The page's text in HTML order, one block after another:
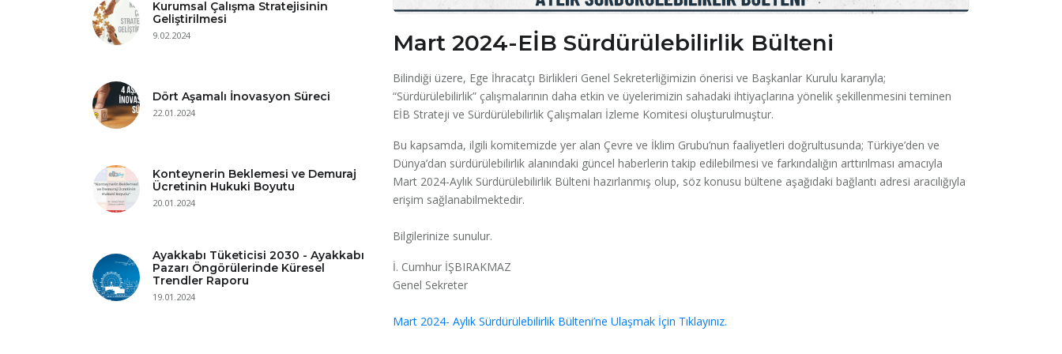
Kurumsal Çalışma Stratejisinin
Geliştirilmesi
9.02.2024
Dört Aşamalı İnovasyon Süreci
22.01.2024
Konteynerin Beklemesi ve Demuraj
Ücretinin Hukuki Boyutu
20.01.2024
Ayakkabı Tüketicisi 2030 - Ayakkabı
Pazarı Öngörülerinde Küresel
Trendler Raporu
19.01.2024
Mart 2024-EİB Sürdürülebilirlik Bülteni
Bilindiği üzere, Ege İhracatçı Birlikleri Genel Sekreterliğimizin önerisi ve Başkanlar Kurulu kararıyla;
“Sürdürülebilirlik” çalışmalarının daha etkin ve üyelerimizin sahadaki ihtiyaçlarına yönelik şekillenmesini teminen
EİB Strateji ve Sürdürülebilirlik Çalışmaları İzleme Komitesi oluşturulmuştur.
Bu kapsamda, ilgili komitemizde yer alan Çevre ve İklim Grubu’nun faaliyetleri doğrultusunda; Türkiye’den ve
Dünya’dan sürdürülebilirlik alanındaki güncel haberlerin takip edilebilmesi ve farkındalığın arttırılması amacıyla
Mart 2024-Aylık Sürdürülebilirlik Bülteni hazırlanmış olup, söz konusu bültene aşağıdaki bağlantı adresi aracılığıyla
erişim sağlanabilmektedir.
Bilgilerinize sunulur.
İ. Cumhur İŞBIRAKMAZ
Genel Sekreter
Mart 2024- Aylık Sürdürülebilirlik Bülteni’ne Ulaşmak İçin Tıklayınız.